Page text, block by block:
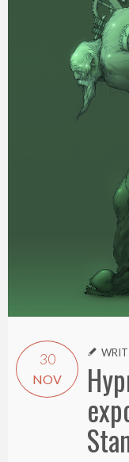
30
NOV
